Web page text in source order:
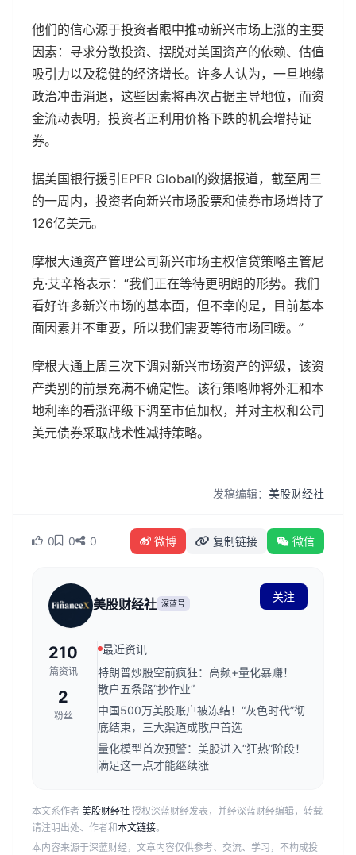
他们的信心源于投资者眼中推动新兴市场上涨的主要
因素：寻求分散投资、摆脱对美国资产的依赖、估值
吸引力以及稳健的经济增长。许多人认为，一旦地缘
政治冲击消退，这些因素将再次占据主导地位，而资
金流动表明，投资者正利用价格下跌的机会增持证
券。
据美国银行援引EPFR Global的数据报道，截至周三
的一周内，投资者向新兴市场股票和债券市场增持了
126亿美元。
摩根大通资产管理公司新兴市场主权信贷策略主管尼
克·艾辛格表示：“我们正在等待更明朗的形势。我们
看好许多新兴市场的基本面，但不幸的是，目前基本
面因素并不重要，所以我们需要等待市场回暖。”
摩根大通上周三次下调对新兴市场资产的评级，该资
产类别的前景充满不确定性。该行策略师将外汇和本
地利率的看涨评级下调至市值加权，并对主权和公司
美元债券采取战术性减持策略。
发稿编辑： 美股财经社
0 0 0 微博 复制链接 微信
美股财经社 深蓝号
关注
210
篇资讯
2
粉丝
最近资讯
特朗普炒股空前疯狂：高频+量化暴赚！
散户五条路“抄作业”
中国500万美股账户被冻结！“灰色时代”彻
底结束，三大渠道成散户首选
量化模型首次预警：美股进入“狂热”阶段！
满足这一点才能继续涨
本文系作者 美股财经社 授权深蓝财经发表，并经深蓝财经编辑，转载
请注明出处、作者和本文链接。
本内容来源于深蓝财经，文章内容仅供参考、交流、学习，不构成投